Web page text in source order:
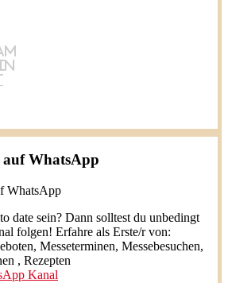
WhatsApp
date sein? Dann solltest du unbedingt
folgen! Erfahre als Erste/r von:
Messeterminen, Messebesuchen,
, Rezepten
Kanal